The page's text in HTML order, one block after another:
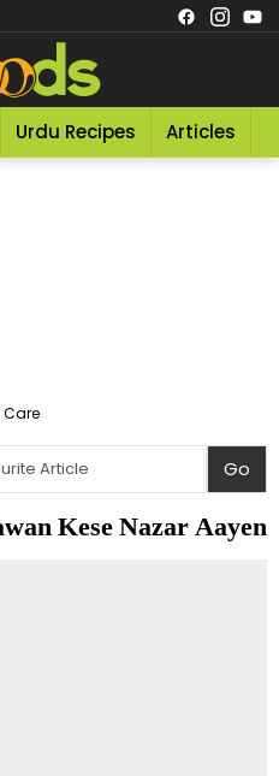
Urdu Recipes Articles
Care
Kese Nazar Aayen